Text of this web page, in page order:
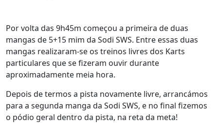
Por volta das 9h45m começou a primeira de duas
mangas de 5+15 mim da Sodi SWS. Entre essas duas
mangas realizaram-se os treinos livres dos Karts
particulares que se fizeram ouvir durante
aproximadamente meia hora.
Depois de termos a pista novamente livre, arrancámos
para a segunda manga da Sodi SWS, e no final fizemos
o pódio geral dentro da pista, na reta da meta!